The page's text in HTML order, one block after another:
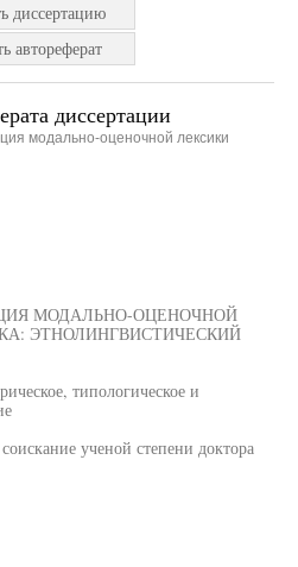
диссертацию
автореферат
диссертации
модально-оценочной лексики
МОДАЛЬНО-ОЦЕНОЧНОЙ
ЭТНОЛИНГВИСТИЧЕСКИЙ
типологическое и
ученой степени доктора